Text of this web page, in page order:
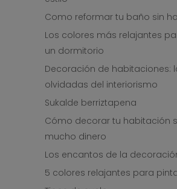
Como reformar tu baño sin
Los colores más relajantes
un dormitorio
Decoración de habitaciones:
olvidadas del interiorismo
Sukalde berriztapena
Cómo decorar tu habitación
mucho dinero
Los encantos de la
5 colores relajantes para